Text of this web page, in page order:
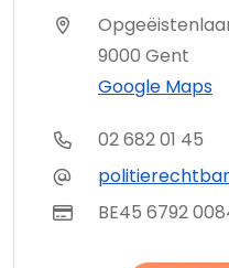
9000 Gent
Google Maps
02 682 01 45
BE45 6792